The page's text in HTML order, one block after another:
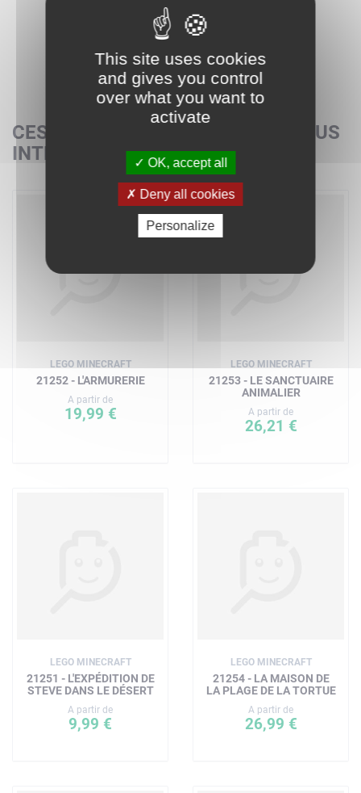
CES SETS POURRAIENT AUSSI VOUS
INTÉRESSER
LEGO MINECRAFT
21252 - L'ARMURERIE
A partir de
19,99 €
LEGO MINECRAFT
21253 - LE SANCTUAIRE
ANIMALIER
A partir de
26,21 €
LEGO MINECRAFT
21251 - L'EXPÉDITION DE
STEVE DANS LE DÉSERT
A partir de
9,99 €
LEGO MINECRAFT
21254 - LA MAISON DE
LA PLAGE DE LA TORTUE
A partir de
26,99 €
This site uses cookies
and gives you control
over what you want to
activate
OK, accept all
Deny all cookies
Personalize